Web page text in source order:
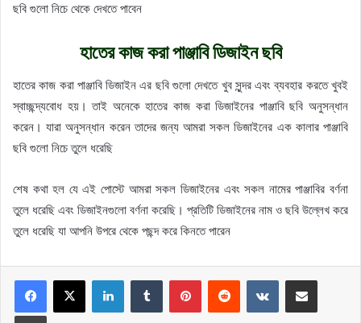
ছবি গুলো নিচে থেকে দেখতে পাবেন
হাতের কাজ করা পাঞ্জাবি ডিজাইন ছবি
হাতের কাজ করা পাঞ্জাবি ডিজাইন এর ছবি গুলো দেখতে খুব সুন্দর এবং ব্যবহার করতে খুবই
স্বাচ্ছন্দ্যবোধ হয়। তাই অনেকে হাতের কাজ করা ডিজাইনের পাঞ্জাবি ছবি অনুসন্ধান
করেন। যারা অনুসন্ধান করেন তাদের জন্য আমরা সকল ডিজাইনের এক কালার পাঞ্জাবি
ছবি গুলো নিচে তুলে ধরেছি
শেষ কথা হল যে এই পোস্টে আমরা সকল ডিজাইনের এবং সকল নামের পাঞ্জাবির বর্ণনা
তুলে ধরেছি এবং ডিজাইনগুলো বর্ণনা করেছি। প্রতিটি ডিজাইনের নাম ও ছবি উল্লেখ করে
তুলে ধরেছি যা আপনি উপরে থেকে পছন্দ করে কিনতে পারেন
LinkedInTumblr PinterestReddit VKontakteShare via Email
Print